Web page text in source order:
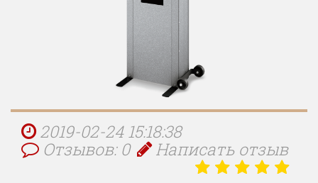
2019-02-24 15:18:38
Отзывов: 0
Написать отзыв